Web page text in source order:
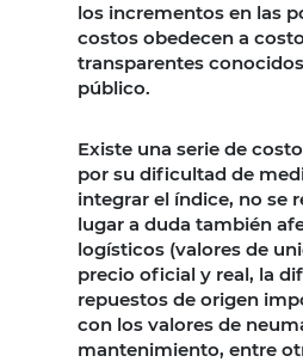
los incrementos en las
costos obedecen a
transparentes
público.
Existe una serie de
por su dificultad de
integrar el índice, no se
lugar a duda también
logísticos (valores de
precio oficial y real, la
repuestos de origen
con los valores de
mantenimiento, entre